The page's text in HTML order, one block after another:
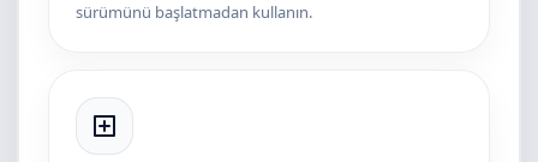
sürümünü başlatmadan kullanın.